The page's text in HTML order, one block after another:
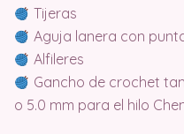
Tijeras
Aguja lanera con punta
Alfileres
Gancho de crochet
o 5.0 mm para el hilo